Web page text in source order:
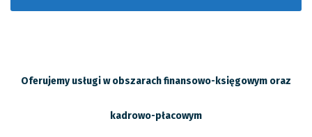
Oferujemy usługi w obszarach finansowo-księgowym oraz
kadrowo-płacowym